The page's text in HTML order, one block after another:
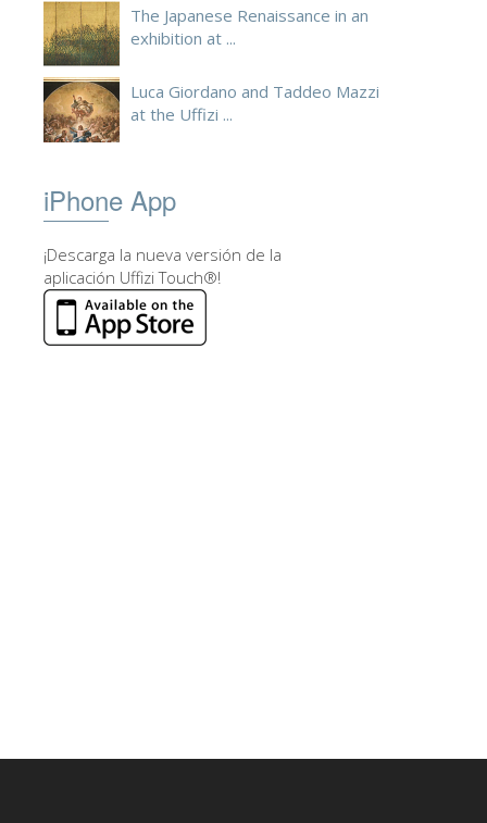
The Japanese Renaissance in an
exhibition at ...
Luca Giordano and Taddeo Mazzi
at the Uffizi ...
iPhone App
¡Descarga la nueva versión de la
aplicación Uffizi Touch®!